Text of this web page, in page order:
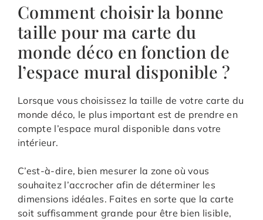
Comment choisir la bonne
taille pour ma carte du
monde déco en fonction de
l’espace mural disponible ?
Lorsque vous choisissez la taille de votre carte du
monde déco, le plus important est de prendre en
compte l’espace mural disponible dans votre
intérieur.
C’est-à-dire, bien mesurer la zone où vous
souhaitez l’accrocher afin de déterminer les
dimensions idéales. Faites en sorte que la carte
soit suffisamment grande pour être bien lisible,